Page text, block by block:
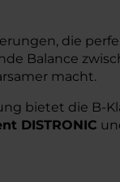
die
Balance
macht.
bietet die B-
DISTRONIC